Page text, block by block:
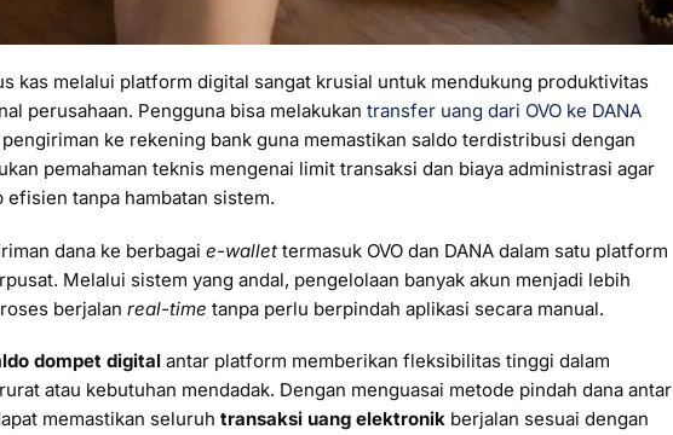
kas melalui platform digital sangat krusial untuk mendukung produktivitas
perusahaan. Pengguna bisa melakukan transfer uang dari OVO ke DANA
ke rekening bank guna memastikan saldo terdistribusi dengan
pemahaman teknis mengenai limit transaksi dan biaya administrasi agar
tanpa hambatan sistem.
dana ke berbagai e-wallet termasuk OVO dan DANA dalam satu platform
Melalui sistem yang andal, pengelolaan banyak akun menjadi lebih
berjalan real-time tanpa perlu berpindah aplikasi secara manual.
dompet digital antar platform memberikan fleksibilitas tinggi dalam
atau kebutuhan mendadak. Dengan menguasai metode pindah dana antar
memastikan seluruh transaksi uang elektronik berjalan sesuai dengan